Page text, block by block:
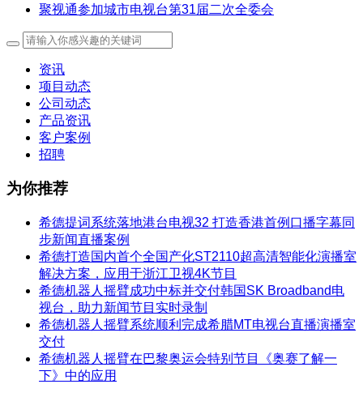
聚视通参加城市电视台第31届二次全委会
资讯
项目动态
公司动态
产品资讯
客户案例
招聘
为你推荐
希德提词系统落地港台电视32 打造香港首例口播字幕同
步新闻直播案例
希德打造国内首个全国产化ST2110超高清智能化演播室
解决方案，应用于浙江卫视4K节目
希德机器人摇臂成功中标并交付韩国SK Broadband电
视台，助力新闻节目实时录制
希德机器人摇臂系统顺利完成希腊MT电视台直播演播室
交付
希德机器人摇臂在巴黎奥运会特别节目《奥赛了解一
下》中的应用